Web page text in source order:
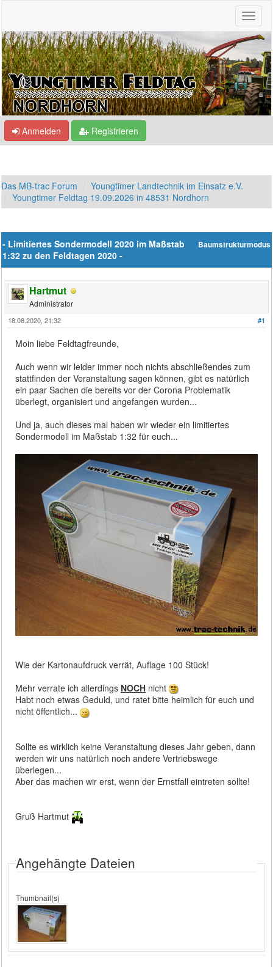
Anmelden Registrieren
Das MB-trac Forum
Youngtimer Landtechnik im Einsatz e.V.
Youngtimer Feldtag 19.09.2026 in 48531 Nordhorn
Baumstrukturmodus
- Limitiertes Sondermodell 2020 im Maßstab
1:32 zu den Feldtagen 2020 -
Hartmut
Administrator
#1
18.08.2020, 21:32
Moin liebe Feldtagfreunde,
Auch wenn wir leider immer noch nichts abschließendes zum
stattfinden der Veranstaltung sagen können, gibt es natürlich
ein paar Sachen die bereits vor der Corona Problematik
überlegt, organisiert und angefangen wurden...
Und ja, auch dieses mal haben wir wieder ein limitiertes
Sondermodell im Maßstab 1:32 für euch...
Wie der Kartonaufdruck verrät, Auflage 100 Stück!
Mehr verrate ich allerdings NOCH nicht
Habt noch etwas Geduld, und ratet bitte heimlich für euch und
nicht öffentlich...
Sollte es wirklich keine Veranstaltung dieses Jahr geben, dann
werden wir uns natürlich noch andere Vertriebswege
überlegen...
Aber das machen wir erst, wenn der Ernstfall eintreten sollte!
Gruß Hartmut
Angehängte Dateien
Thumbnail(s)